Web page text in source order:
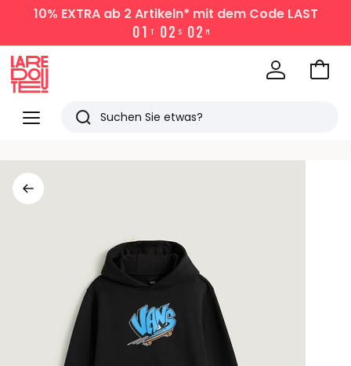
10% EXTRAab 2 Artikeln* mit dem Code LAST
01 T 02 S 02 M
Menü
Redoute
Suchen
Zum